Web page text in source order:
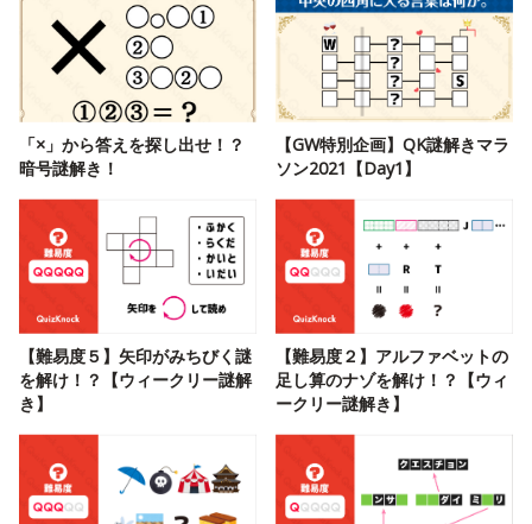
「×」から答えを探し出せ！？
暗号謎解き！
【GW特別企画】QK謎解きマラ
ソン2021【Day1】
【難易度５】矢印がみちびく謎
を解け！？【ウィークリー謎解
き】
【難易度２】アルファベットの
足し算のナゾを解け！？【ウィ
ークリー謎解き】